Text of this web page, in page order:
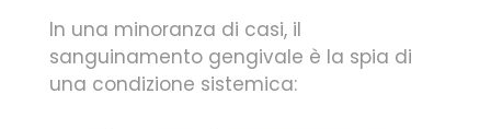
In una minoranza di casi, il
sanguinamento gengivale è la spia di
una condizione sistemica: